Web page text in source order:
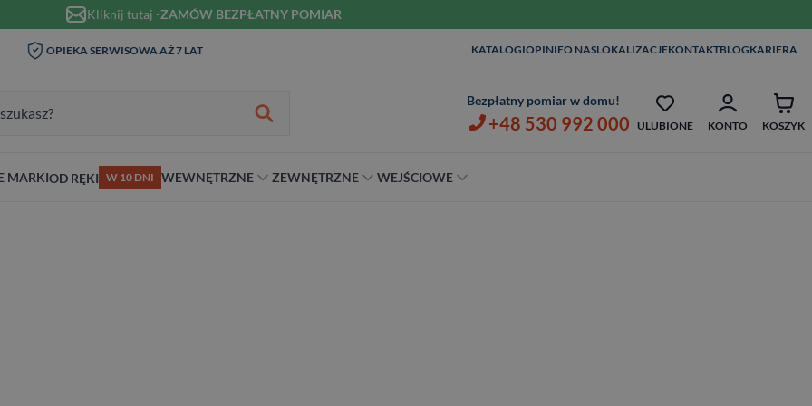
Kliknij tutaj -ZAMÓW BEZPŁATNY POMIAR
WIZYTA I POMIAR W DOMU 0
ZŁ
OPIEKA SERWISOWA AŻ 7 LAT
WIZYTA I POMIAR W
ZŁ
KATALOGIOPINIEO NASLOKALIZACJEKONTAKTBLOGKARIERA
Bezpłatny pomiar w domu!
+48 530 992 000 ULUBIONE KONTO KOSZYK
MARKIOD RĘKI W 10 DNI WEWNĘTRZNE ZEWNĘTRZNE WEJŚCIOWE